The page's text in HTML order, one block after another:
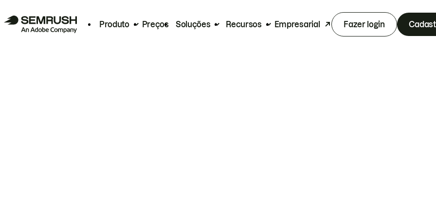
Produto Preços Soluções Recursos Empresarial Fazer login